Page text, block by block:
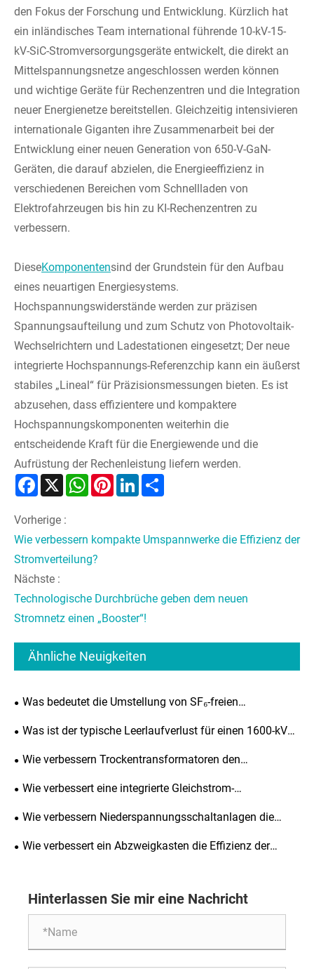
den Fokus der Forschung und Entwicklung. Kürzlich hat
ein inländisches Team international führende 10-kV-15-
kV-SiC-Stromversorgungsgeräte entwickelt, die direkt an
Mittelspannungsnetze angeschlossen werden können
und wichtige Geräte für Rechenzentren und die Integration
neuer Energienetze bereitstellen. Gleichzeitig intensivieren
internationale Giganten ihre Zusammenarbeit bei der
Entwicklung einer neuen Generation von 650-V-GaN-
Geräten, die darauf abzielen, die Energieeffizienz in
verschiedenen Bereichen vom Schnellladen von
Elektrofahrzeugen bis hin zu KI-Rechenzentren zu
verbessern.
DieseKomponentensind der Grundstein für den Aufbau
eines neuartigen Energiesystems.
Hochspannungswiderstände werden zur präzisen
Spannungsaufteilung und zum Schutz von Photovoltaik-
Wechselrichtern und Ladestationen eingesetzt; Der neue
integrierte Hochspannungs-Referenzchip kann ein äußerst
stabiles „Lineal“ für Präzisionsmessungen bieten. Es ist
abzusehen, dass effizientere und kompaktere
Hochspannungskomponenten weiterhin die
entscheidende Kraft für die Energiewende und die
Aufrüstung der Rechenleistung liefern werden.
Facebook
X WhatsAppPinterestLinkedIn
Vorherige :
Wie verbessern kompakte Umspannwerke die Effizienz der
Stromverteilung?
Nächste :
Technologische Durchbrüche geben dem neuen
Stromnetz einen „Booster“!
Ähnliche Neuigkeiten
Was bedeutet die Umstellung von SF₆-freien
Schaltanlagen für die neue Energieverteilung?
Was ist der typische Leerlaufverlust für einen 1600-kVA-
Ölverteilungstransformator?
Wie verbessern Trockentransformatoren den
elektrischen Wirkungsgrad?
Wie verbessert eine integrierte Gleichstrom-
Kompaktladesäule das Laden von Elektrofahrzeugen?
Wie verbessern Niederspannungsschaltanlagen die
elektrische Sicherheit und Effizienz?
Wie verbessert ein Abzweigkasten die Effizienz der
Hinterlassen Sie mir eine Nachricht